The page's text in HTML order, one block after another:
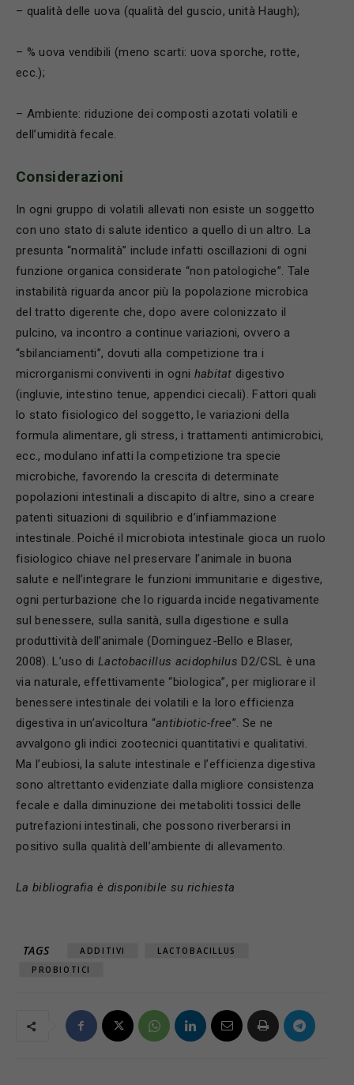
– qualità delle uova (qualità del guscio, unità Haugh);
– % uova vendibili (meno scarti: uova sporche, rotte,
ecc.);
– Ambiente: riduzione dei composti azotati volatili e
dell’umidità fecale.
Considerazioni
In ogni gruppo di volatili allevati non esiste un soggetto
con uno stato di salute identico a quello di un altro. La
presunta “normalità” include infatti oscillazioni di ogni
funzione organica considerate “non patologiche”. Tale
instabilità riguarda ancor più la popolazione microbica
del tratto digerente che, dopo avere colonizzato il
pulcino, va incontro a continue variazioni, ovvero a
“sbilanciamenti”, dovuti alla competizione tra i
microrganismi conviventi in ogni habitat digestivo
(ingluvie, intestino tenue, appendici ciecali). Fattori quali
lo stato fisiologico del soggetto, le variazioni della
formula alimentare, gli stress, i trattamenti antimicrobici,
ecc., modulano infatti la competizione tra specie
microbiche, favorendo la crescita di determinate
popolazioni intestinali a discapito di altre, sino a creare
patenti situazioni di squilibrio e d’infiammazione
intestinale. Poiché il microbiota intestinale gioca un ruolo
fisiologico chiave nel preservare l’animale in buona
salute e nell’integrare le funzioni immunitarie e digestive,
ogni perturbazione che lo riguarda incide negativamente
sul benessere, sulla sanità, sulla digestione e sulla
produttività dell’animale (Dominguez-Bello e Blaser,
2008). L’uso diLactobacillus acidophilus D2/CSL è una
via naturale, effettivamente “biologica”, per migliorare il
benessere intestinale dei volatili e la loro efficienza
digestiva in un’avicoltura “antibiotic-free”. Se ne
avvalgono gli indici zootecnici quantitativi e qualitativi.
Ma l’eubiosi, la salute intestinale e l’efficienza digestiva
sono altrettanto evidenziate dalla migliore consistenza
fecale e dalla diminuzione dei metaboliti tossici delle
putrefazioni intestinali, che possono riverberarsi in
positivo sulla qualità dell’ambiente di allevamento.
La bibliografia è disponibile su richiesta
TAGS ADDITIVI
LACTOBACILLUS
PROBIOTICI